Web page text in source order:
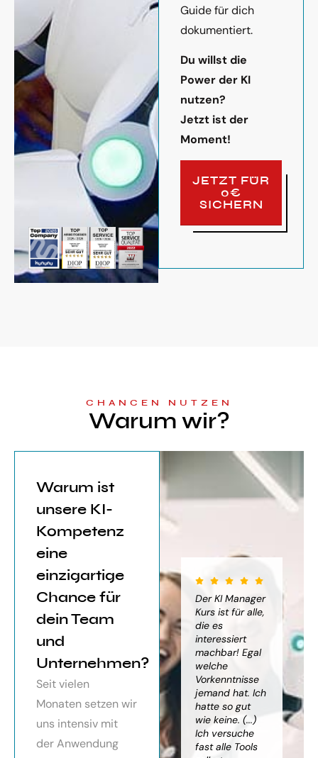
Guide für dich
dokumentiert.
Du willst die
Power der KI
nutzen?
Jetzt ist der
Moment!
JETZT FÜR
0€
SICHERN
CHANCEN NUTZEN
Warum wir?
Warum ist
unsere KI-
Kompetenz
eine
einzigartige
Chance für
dein Team
und
Unternehmen?
Seit vielen
Monaten setzen wir
uns intensiv mit
der Anwendung
von
sehr
Der KI Manager
mich sehr
toller Überblick
über alles, was
mit kleinem
Ausblick.
Auf alle Fragen
Der KI Manager
Kurs ist für alle,
die es
interessiert
machbar! Egal
welche
Vorkenntnisse
jemand hat. Ich
hatte so gut
wie keine. (...)
Ich versuche
fast alle Tools
zu